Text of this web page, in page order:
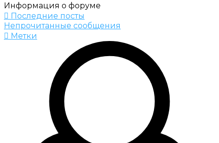
Информация о форуме
Последние посты
Непрочитанные сообщения
Метки